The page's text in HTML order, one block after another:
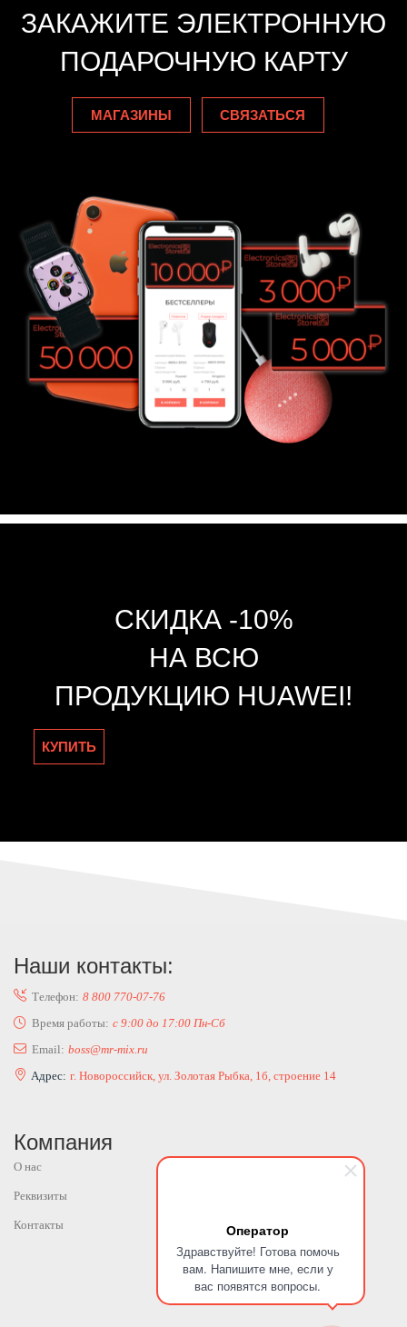
Оператор
Здравствуйте! Готова помочь
вам. Напишите мне, если у
вас появятся вопросы.
ЗАКАЖИТЕ ЭЛЕКТРОННУЮ
ПОДАРОЧНУЮ КАРТУ
МАГАЗИНЫ СВЯЗАТЬСЯ
СКИДКА -10%
НА ВСЮ
ПРОДУКЦИЮ HUAWEI!
КУПИТЬ
Наши контакты:
Телефон: 8 800 770-07-76
Время работы: с 9:00 до 17:00 Пн-Сб
Email: boss@mr-mix.ru
Адрес: г. Новороссийск, ул. Золотая Рыбка, 1б, строение 14
Компания
О нас
Реквизиты
Контакты